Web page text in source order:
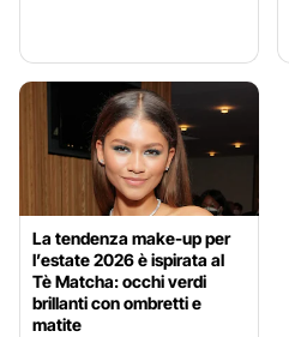
La tendenza make-up per
l’estate 2026 è ispirata al
Tè Matcha: occhi verdi
brillanti con ombretti e
matite